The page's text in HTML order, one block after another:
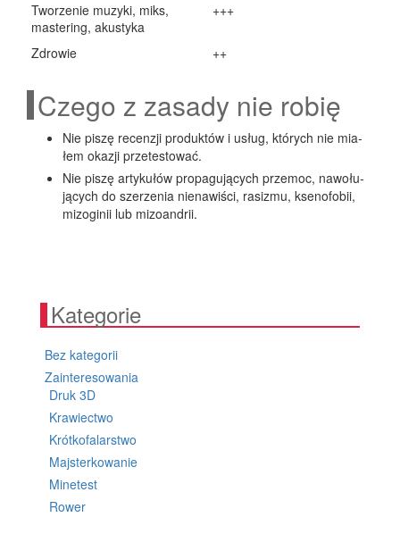
Two­rze­nie muzy­ki, miks,
maste­ring, akustyka
+++
Zdro­wie ++
Czego z zasady nie robię
Nie piszę recen­zji pro­duk­tów i usług, któ­rych nie mia­
łem oka­zji przetestować.
Nie piszę arty­ku­łów pro­pa­gu­ją­cych prze­moc, nawo­łu­
ją­cych do sze­rze­nia nie­na­wi­ści, rasi­zmu, kse­no­fo­bii,
mizo­gi­nii lub mizoandrii.
Kategorie
Bez kategorii
Zainteresowania
Druk 3D
Krawiectwo
Krótkofalarstwo
Majsterkowanie
Minetest
Rower